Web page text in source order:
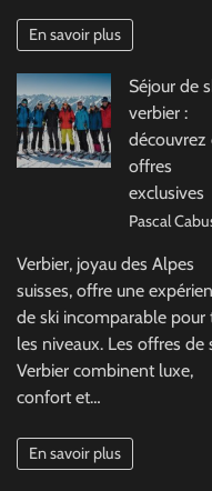
En savoir plus
Séjour de
verbier :
découvrez
offres
exclusives
Pascal
Verbier, joyau des Alpes
suisses, offre une
de ski incomparable pour
les niveaux. Les offres de
Verbier combinent luxe,
confort et…
En savoir plus